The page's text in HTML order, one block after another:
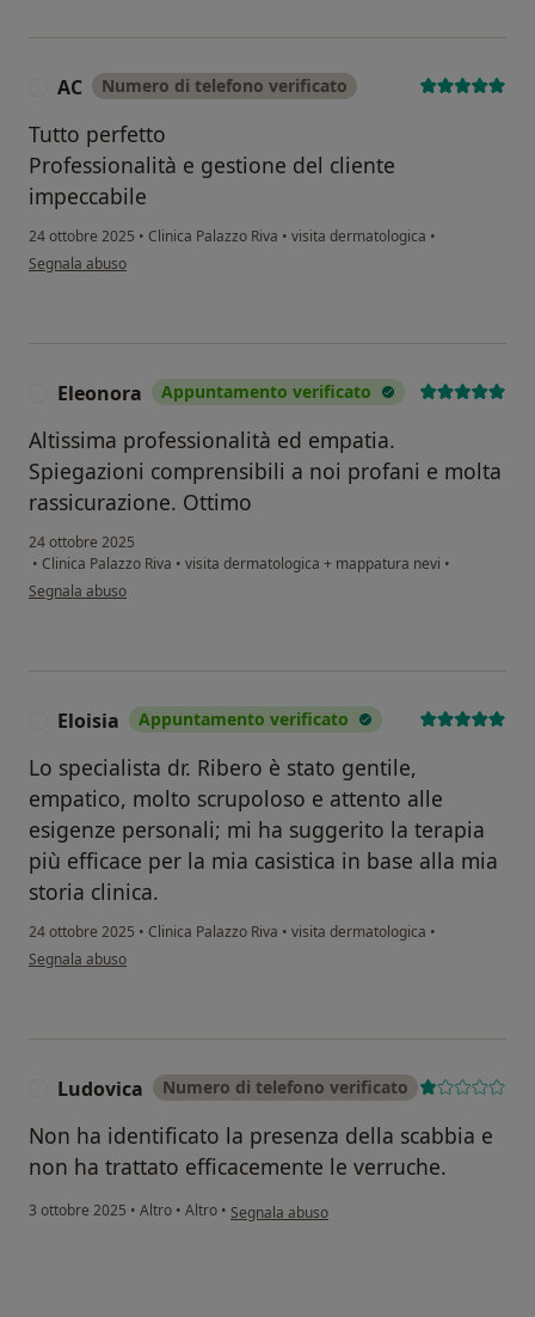
AC Numero di telefono verificato
Tutto perfetto
Professionalità e gestione del cliente
impeccabile
24 ottobre 2025 • Clinica Palazzo Riva • visita dermatologica •
secondo l'opinione dell'utente AC
Segnala abuso
Eleonora Appuntamento verificato
Altissima professionalità ed empatia.
Spiegazioni comprensibili a noi profani e molta
rassicurazione. Ottimo
24 ottobre 2025
• Clinica Palazzo Riva • visita dermatologica + mappatura nevi •
secondo l'opinione dell'utente Eleonora
Segnala abuso
Eloisia Appuntamento verificato
Lo specialista dr. Ribero è stato gentile,
empatico, molto scrupoloso e attento alle
esigenze personali; mi ha suggerito la terapia
più efficace per la mia casistica in base alla mia
storia clinica.
24 ottobre 2025 • Clinica Palazzo Riva • visita dermatologica •
secondo l'opinione dell'utente Eloisia
Segnala abuso
Ludovica Numero di telefono verificato
Non ha identificato la presenza della scabbia e
non ha trattato efficacemente le verruche.
3 ottobre 2025 • Altro • Altro • secondo l'opinione dell'utente Ludovica
Segnala abuso